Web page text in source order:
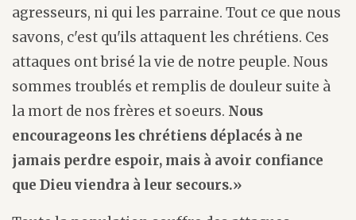
agresseurs, ni qui les parraine. Tout ce que nous
savons, c'est qu'ils attaquent les chrétiens. Ces
attaques ont brisé la vie de notre peuple. Nous
sommes troublés et remplis de douleur suite à
la mort de nos frères et soeurs. Nous
encourageons les chrétiens déplacés à ne
jamais perdre espoir, mais à avoir confiance
que Dieu viendra à leur secours.»